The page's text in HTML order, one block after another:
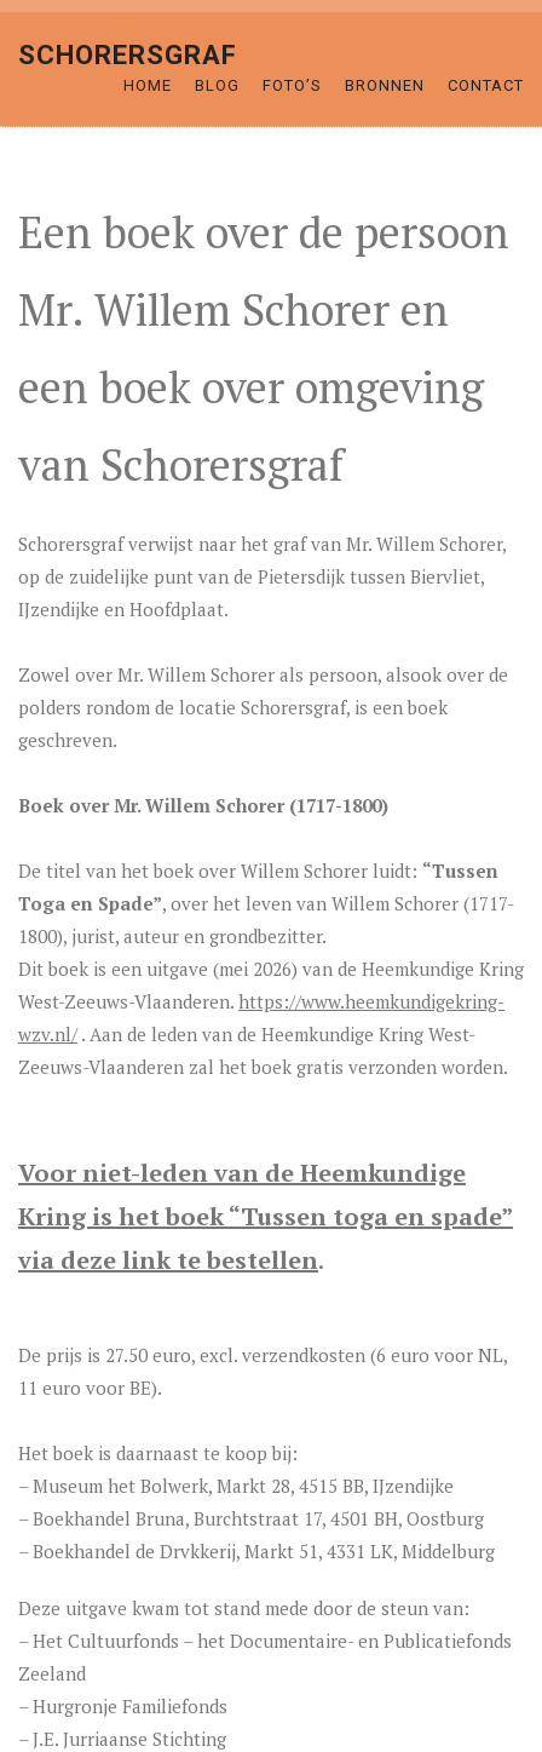
SCHORERSGRAF
HOME BLOG FOTO’S BRONNEN CONTACT
Een boek over de persoon
Mr. Willem Schorer en
een boek over omgeving
van Schorersgraf
Schorersgraf verwijst naar het graf van Mr. Willem Schorer,
op de zuidelijke punt van de Pietersdijk tussen Biervliet,
IJzendijke en Hoofdplaat.
Zowel over Mr. Willem Schorer als persoon, alsook over de
polders rondom de locatie Schorersgraf, is een boek
geschreven.
Boek over Mr. Willem Schorer (1717-1800)
De titel van het boek over Willem Schorer luidt: “Tussen
Toga en Spade”, over het leven van Willem Schorer (1717-
1800), jurist, auteur en grondbezitter.
Dit boek is een uitgave (mei 2026) van de Heemkundige Kring
West-Zeeuws-Vlaanderen. https://www.heemkundigekring-
wzv.nl/. Aan de leden van de Heemkundige Kring West-
Zeeuws-Vlaanderen zal het boek gratis verzonden worden.
Voor niet-leden van de Heemkundige
Kring is het boek “Tussen toga en spade”
via deze link te bestellen.
De prijs is 27.50 euro, excl. verzendkosten (6 euro voor NL,
11 euro voor BE).
Het boek is daarnaast te koop bij:
– Museum het Bolwerk, Markt 28, 4515 BB, IJzendijke
– Boekhandel Bruna, Burchtstraat 17, 4501 BH, Oostburg
– Boekhandel de Drvkkerij, Markt 51, 4331 LK, Middelburg
Deze uitgave kwam tot stand mede door de steun van:
– Het Cultuurfonds – het Documentaire- en Publicatiefonds
Zeeland
– Hurgronje Familiefonds
– J.E. Jurriaanse Stichting